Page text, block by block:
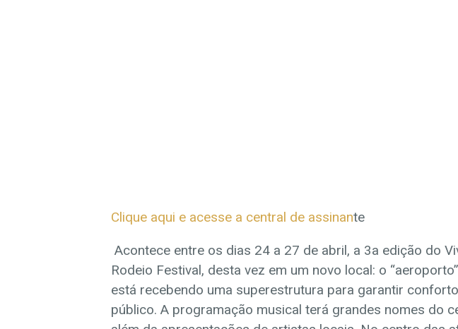
Clique aqui e acesse a central de assinante
Acontece entre os dias 24 a 27 de abril, a 3a edição do
Rodeio Festival, desta vez em um novo local: o
está recebendo uma superestrutura para garantir
público. A programação musical terá grandes nomes do